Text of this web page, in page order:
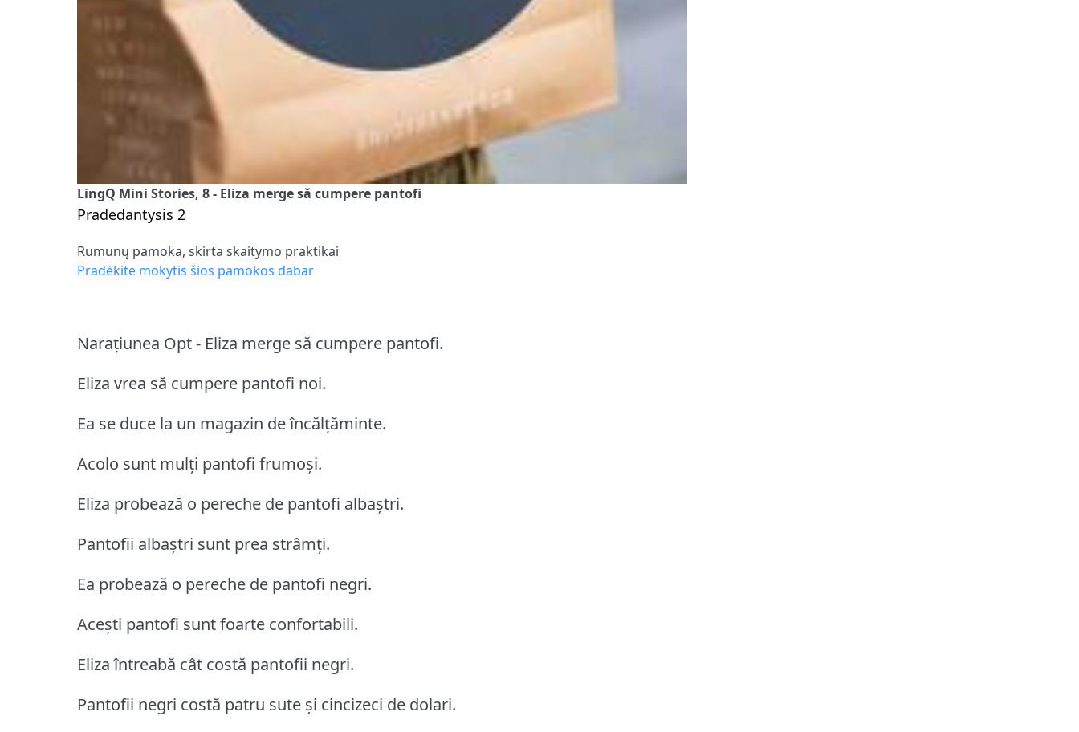
LingQ Mini Stories, 8 - Eliza merge să cumpere pantofi
Pradedantysis 2
Rumunų pamoka, skirta skaitymo praktikai
Pradėkite mokytis šios pamokos dabar
Narațiunea Opt - Eliza merge să cumpere pantofi.
Eliza vrea să cumpere pantofi noi.
Ea se duce la un magazin de încălțăminte.
Acolo sunt mulți pantofi frumoși.
Eliza probează o pereche de pantofi albaștri.
Pantofii albaștri sunt prea strâmți.
Ea probează o pereche de pantofi negri.
Acești pantofi sunt foarte confortabili.
Eliza întreabă cât costă pantofii negri.
Pantofii negri costă patru sute și cincizeci de dolari.